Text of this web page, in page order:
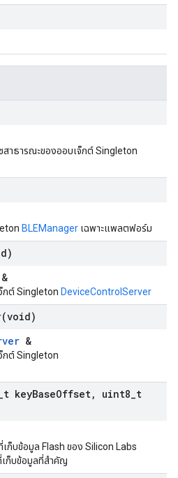
าธารณะของออบเจ็กต์ Singleton
BLEManager เฉพาะแพลตฟอร์ม
&
กต์ Singleton DeviceControlServer
(void)
&
กต์ Singleton
t keyBaseOffset, uint8 t
เก็บข้อมูล Flash ของ Silicon Labs
เก็บข้อมูลที่สำคัญ